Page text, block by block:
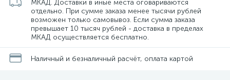
МКАД. Доставки в иные места оговариваются
отдельно. При сумме заказа менее тысячи рублей
возможен только самовывоз. Если сумма заказа
превышает 10 тысяч рублей - доставка в пределах
МКАД осуществляется бесплатно.
Наличный и безналичный расчёт, оплата картой